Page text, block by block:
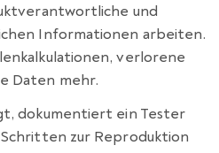
und
Informationen arbeiten.
verlorene
Daten mehr.
dokumentiert ein Tester
zur Reproduktion